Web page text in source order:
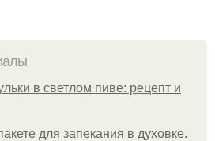
в светлом пиве: рецепт и
для запекания в духовке.